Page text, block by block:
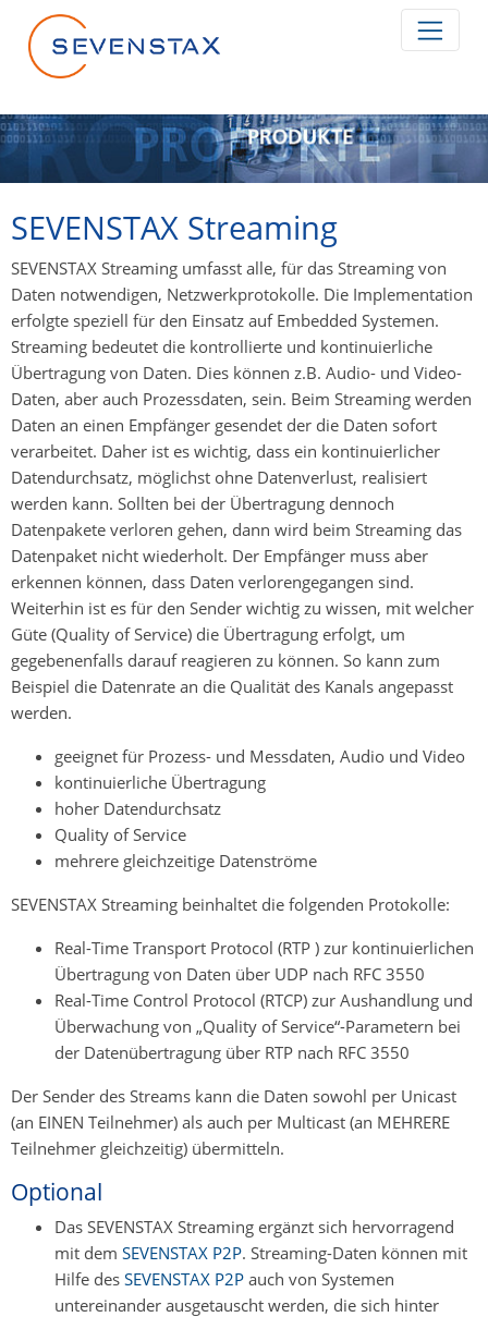
SEVENSTAX Streaming
SEVENSTAX Streaming umfasst alle, für das Streaming von
Daten notwendigen, Netzwerkprotokolle. Die Implementation
erfolgte speziell für den Einsatz auf Embedded Systemen.
Streaming bedeutet die kontrollierte und kontinuierliche
Übertragung von Daten. Dies können z.B. Audio- und Video-
Daten, aber auch Prozessdaten, sein. Beim Streaming werden
Daten an einen Empfänger gesendet der die Daten sofort
verarbeitet. Daher ist es wichtig, dass ein kontinuierlicher
Datendurchsatz, möglichst ohne Datenverlust, realisiert
werden kann. Sollten bei der Übertragung dennoch
Datenpakete verloren gehen, dann wird beim Streaming das
Datenpaket nicht wiederholt. Der Empfänger muss aber
erkennen können, dass Daten verlorengegangen sind.
Weiterhin ist es für den Sender wichtig zu wissen, mit welcher
Güte (Quality of Service) die Übertragung erfolgt, um
gegebenenfalls darauf reagieren zu können. So kann zum
Beispiel die Datenrate an die Qualität des Kanals angepasst
werden.
geeignet für Prozess- und Messdaten, Audio und Video
kontinuierliche Übertragung
hoher Datendurchsatz
Quality of Service
mehrere gleichzeitige Datenströme
SEVENSTAX Streaming beinhaltet die folgenden Protokolle:
Real-Time Transport Protocol (RTP ) zur kontinuierlichen
Übertragung von Daten über UDP nach RFC 3550
Real-Time Control Protocol (RTCP) zur Aushandlung und
Überwachung von „Quality of Service“-Parametern bei
der Datenübertragung über RTP nach RFC 3550
Der Sender des Streams kann die Daten sowohl per Unicast
(an EINEN Teilnehmer) als auch per Multicast (an MEHRERE
Teilnehmer gleichzeitig) übermitteln.
Optional
Das SEVENSTAX Streaming ergänzt sich hervorragend
mit dem SEVENSTAX P2P. Streaming-Daten können mit
Hilfe des SEVENSTAX P2P auch von Systemen
untereinander ausgetauscht werden, die sich hinter